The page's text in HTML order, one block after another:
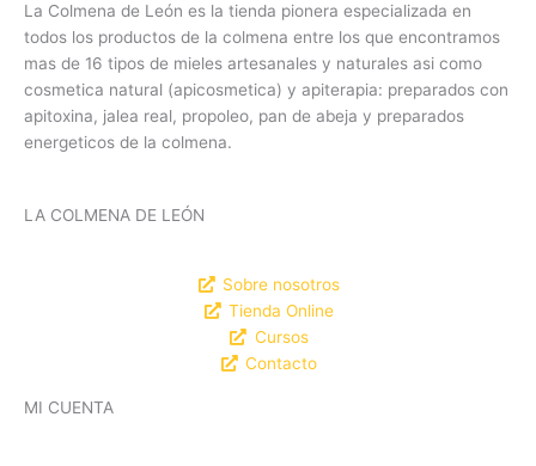
página
de
producto
La Colmena de León es la tienda pionera especializada en
todos los productos de la colmena entre los que encontramos
mas de 16 tipos de mieles artesanales y naturales asi como
cosmetica natural (apicosmetica) y apiterapia: preparados con
apitoxina, jalea real, propoleo, pan de abeja y preparados
energeticos de la colmena.
LA COLMENA DE LEÓN
Sobre nosotros
Tienda Online
Cursos
Contacto
MI CUENTA